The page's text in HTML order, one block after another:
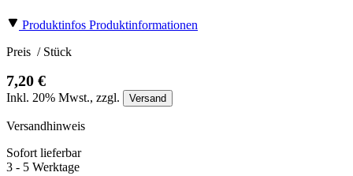
Produktinfos Produktinformationen
Preis / Stück
7,20 €
Inkl. 20% Mwst., zzgl. Versand
Versandhinweis
Sofort lieferbar
3 - 5 Werktage